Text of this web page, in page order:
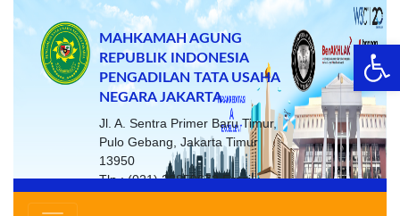
MAHKAMAH AGUNG
REPUBLIK INDONESIA
PENGADILAN TATA USAHA
NEGARA JAKARTA
Jl. A. Sentra Primer Baru Timur,
Pulo Gebang, Jakarta Timur
13950
Tlp : (021) 22859672 Email :